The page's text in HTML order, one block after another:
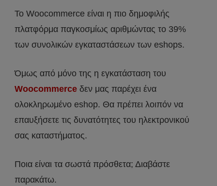
Το Woocommerce είναι η πιο δημοφιλής
πλατφόρμα παγκοσμίως αριθμώντας το 39%
των συνολικών εγκαταστάσεων των eshops.
Όμως από μόνο της η εγκατάσταση του
Woocommerce δεν μας παρέχει ένα
ολοκληρωμένο eshop. Θα πρέπει λοιπόν να
επαυξήσετε τις δυνατότητες του ηλεκτρονικού
σας καταστήματος.
Ποια είναι τα σωστά πρόσθετα; Διαβάστε
παρακάτω.